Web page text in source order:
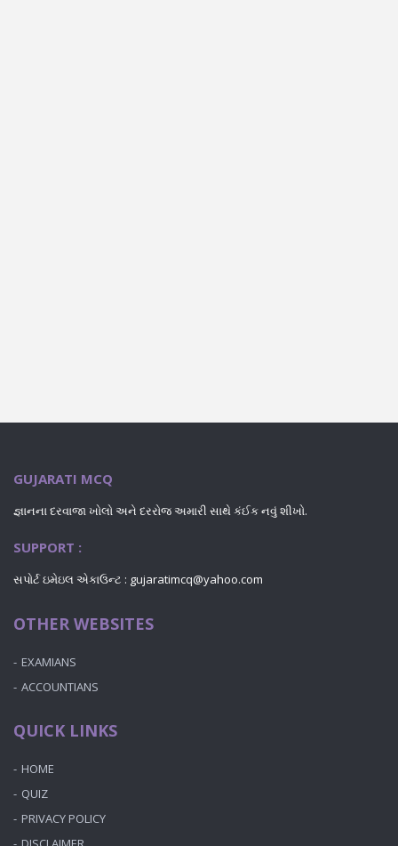
GUJARATI MCQ
જ્ઞાનના દરવાજા ખોલો અને દરરોજ અમારી સાથે કંઈક નવું શીખો.
SUPPORT :
સપોર્ટ ઇમેઇલ એકાઉન્ટ : gujaratimcq@yahoo.com
OTHER WEBSITES
EXAMIANS
ACCOUNTIANS
QUICK LINKS
HOME
QUIZ
PRIVACY POLICY